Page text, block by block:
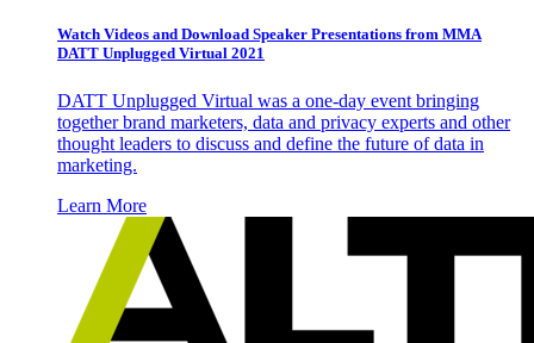
Watch Videos and Download Speaker Presentations from MMA
DATT Unplugged Virtual 2021
DATT Unplugged Virtual was a one-day event bringing
together brand marketers, data and privacy experts and other
thought leaders to discuss and define the future of data in
marketing.
Learn More